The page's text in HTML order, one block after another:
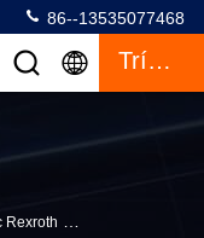
86--13535077468
Trích Dẫn
Rexroth >